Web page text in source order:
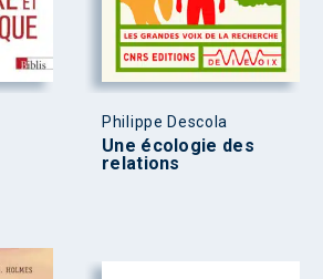
Philippe Descola
Une écologie des
relations